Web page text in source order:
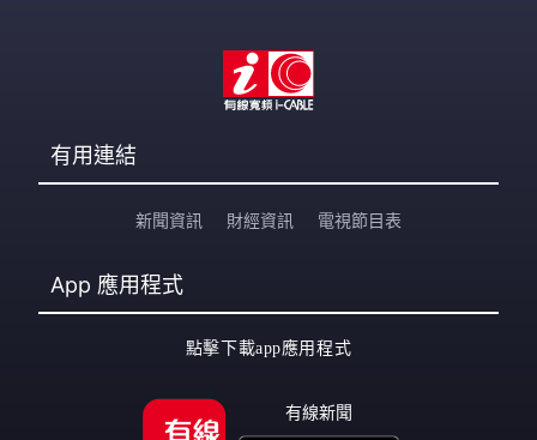
有用連結
新聞資訊 財經資訊 電視節目表
App 應用程式
點擊下載app應用程式
有線新聞